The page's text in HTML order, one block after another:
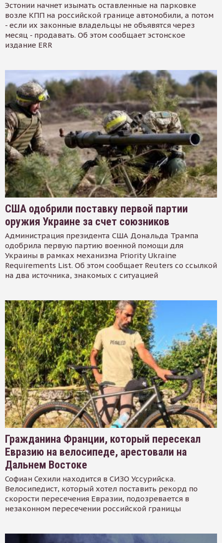
Эстонии начнет изымать оставленные на парковке
возле КПП на российской границе автомобили, а потом
- если их законные владельцы не объявятся через
месяц - продавать. Об этом сообщает эстонское
издание ERR
США одобрили поставку первой партии
оружия Украине за счет союзников
Администрация президента США Дональда Трампа
одобрила первую партию военной помощи для
Украины в рамках механизма Priority Ukraine
Requirements List. Об этом сообщает Reuters со ссылкой
на два источника, знакомых с ситуацией
Гражданина Франции, который пересекал
Евразию на велосипеде, арестовали на
Дальнем Востоке
Софиан Сехили находится в СИЗО Уссурийска.
Велосипедист, который хотел поставить рекорд по
скорости пересечения Евразии, подозревается в
незаконном пересечении российской границы